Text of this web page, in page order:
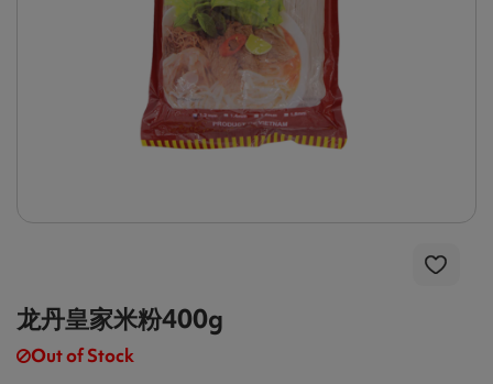
龙丹皇家米粉400g
Out of Stock